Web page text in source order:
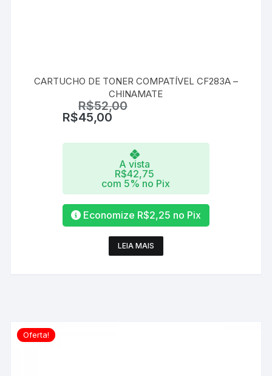
CARTUCHO DE TONER COMPATÍVEL CF283A –
CHINAMATE
R$52,00
R$45,00
A vista
R$42,75
com 5% no Pix
Economize R$2,25 no Pix
LEIA MAIS
Oferta!